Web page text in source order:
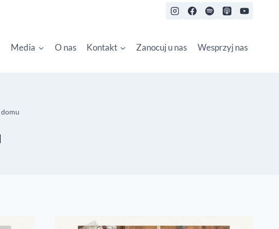
Media O nas Kontakt Zanocuj u nas Wesprzyj nas